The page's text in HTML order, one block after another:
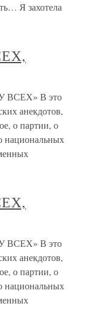
Я захотела
В это
анекдотов,
о партии, о
национальных
В это
анекдотов,
о партии, о
национальных